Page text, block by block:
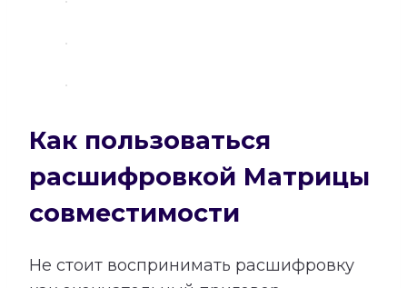
Как пользоваться
расшифровкой Матрицы
совместимости
Не стоит воспринимать расшифровку